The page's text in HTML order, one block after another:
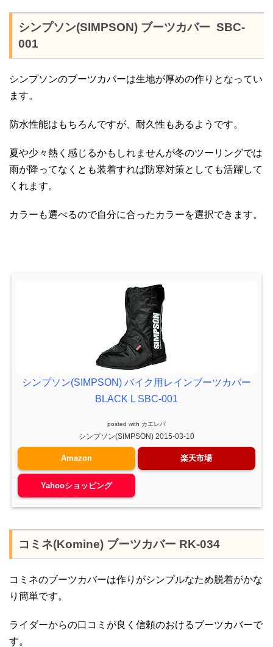
シンプソン(SIMPSON) ブーツカバー SBC-
001
シンプソンのブーツカバーは生地が厚めの作りとなってい
ます。
防水性能はもちろんですが、耐久性もあるようです。
夏や少々熱く感じるかもしれませんが冬のツーリングでは
雨が降ってなくとも装着すれば防寒対策としても活躍して
くれます。
カラーも選べるので自分に合ったカラーを選択できます。
シンプソン(SIMPSON) バイク用レインブーツカバー
BLACK L SBC-001
posted with カエレバ
シンプソン(SIMPSON) 2015-03-10
Amazon 楽天市場
Yahooショッピング
コミネ(Komine) ブーツカバー RK-034
コミネのブーツカバーは作りがシンプルなため脱着がかな
り簡単です。
ライダーからの口コミが良く信頼のおけるブーツカバーで
す。